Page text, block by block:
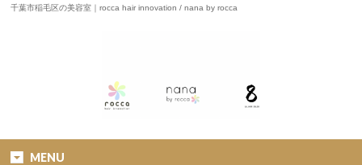
千葉市稲毛区の美容室｜rocca hair innovation / nana by rocca
MENU